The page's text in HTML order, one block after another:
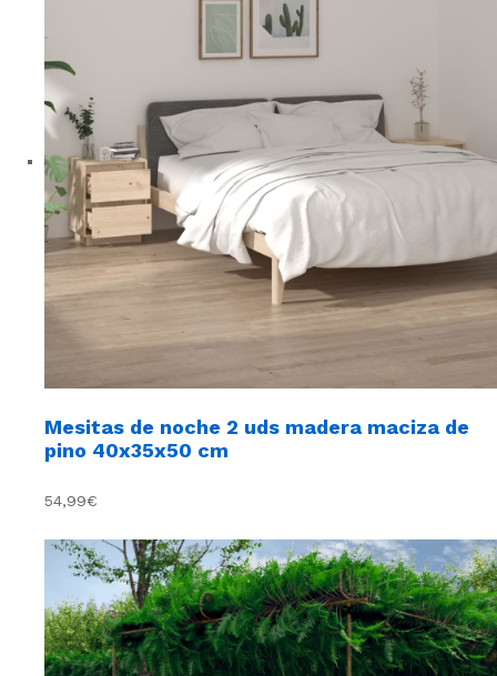
Mesitas de noche 2 uds madera maciza de
pino 40x35x50 cm
54,99€